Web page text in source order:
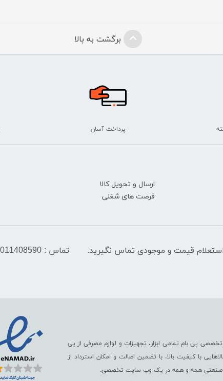
برگشت به بالا
پرداخت آسان
ارسال و تحویل کالا
فرصت های شغلی
تماس : 09011408590
پی بام تمامی ابزار، تجهیزات و لوازم مصرفی از پی
با کیفیت بالا، با تضمین اصالت و امکان استرداد از
صنعتی همه و همه در یک وب سایت تخصصی.